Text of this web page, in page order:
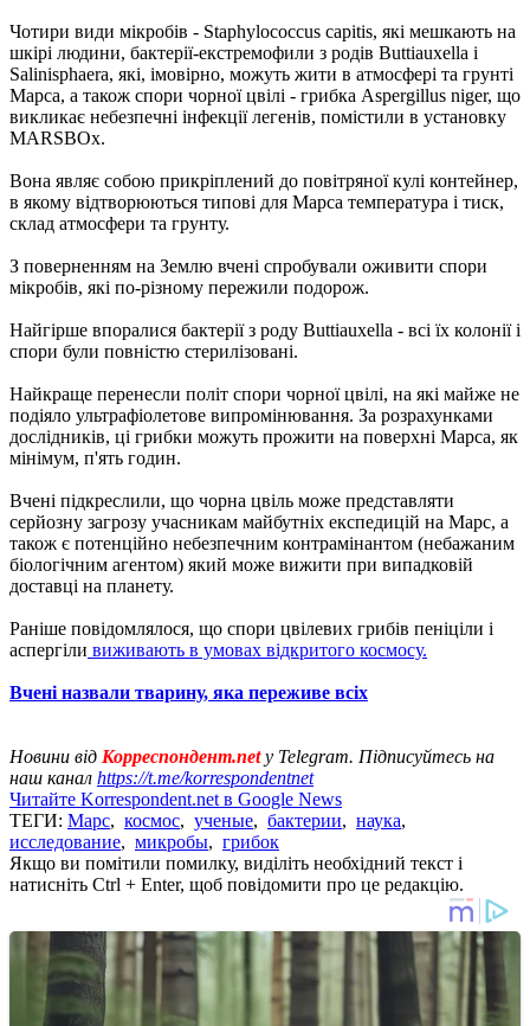
Чотири види мікробів - Staphylococcus capitis, які мешкають на
шкірі людини, бактерії-екстремофили з родів Buttiauxella і
Salinisphaera, які, імовірно, можуть жити в атмосфері та грунті
Марса, а також спори чорної цвілі - грибка Aspergillus niger, що
викликає небезпечні інфекції легенів, помістили в установку
MARSBOx.
Вона являє собою прикріплений до повітряної кулі контейнер,
в якому відтворюються типові для Марса температура і тиск,
склад атмосфери та грунту.
З поверненням на Землю вчені спробували оживити спори
мікробів, які по-різному пережили подорож.
Найгірше впоралися бактерії з роду Buttiauxella - всі їх колонії і
спори були повністю стерилізовані.
Найкраще перенесли політ спори чорної цвілі, на які майже не
подіяло ультрафіолетове випромінювання. За розрахунками
дослідників, ці грибки можуть прожити на поверхні Марса, як
мінімум, п'ять годин.
Вчені підкреслили, що чорна цвіль може представляти
серйозну загрозу учасникам майбутніх експедицій на Марс, а
також є потенційно небезпечним контрамінантом (небажаним
біологічним агентом) який може вижити при випадковій
доставці на планету.
Раніше повідомлялося, що спори цвілевих грибів пеніціли і
аспергіли виживають в умовах відкритого космосу.
Вчені назвали тварину, яка переживе всіх
Новини від Корреспондент.netу Telegram. Підписуйтесь на
наш канал https://t.me/korrespondentnet
Читайте Korrespondent.net в Google News
ТЕГИ: Марс, космос, ученые, бактерии, наука,
исследование, микробы, грибок
Якщо ви помітили помилку, виділіть необхідний текст і
натисніть Ctrl + Enter, щоб повідомити про це редакцію.